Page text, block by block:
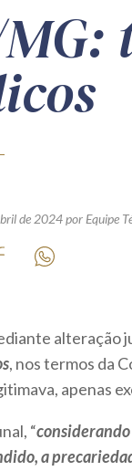
de 2024por Equipe
alteração
, nos termos da
apenas
“considerando
a